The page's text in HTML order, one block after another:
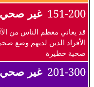
151-200 غير صحي
قد يعاني معظم الناس من
الأفراد الذين لديهم
صحية خطيرة
201-300 غير صحي